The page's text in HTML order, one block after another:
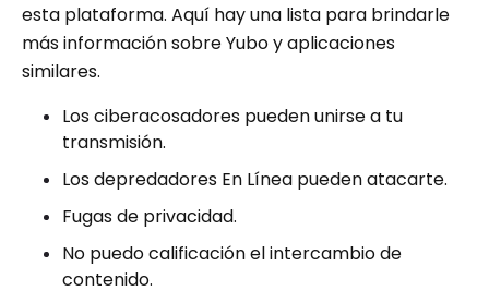
esta plataforma. Aquí hay una lista para brindarle
más información sobre Yubo y aplicaciones
similares.
Los ciberacosadores pueden unirse a tu
transmisión.
Los depredadores En Línea pueden atacarte.
Fugas de privacidad.
No puedo calificación el intercambio de
contenido.